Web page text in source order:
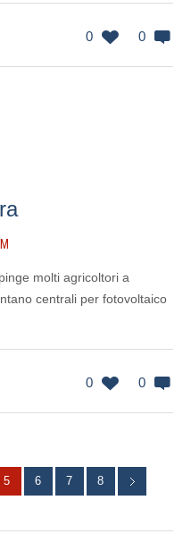
0 0
molti agricoltori a
centrali per fotovoltaico
0 0
5 6 7 8